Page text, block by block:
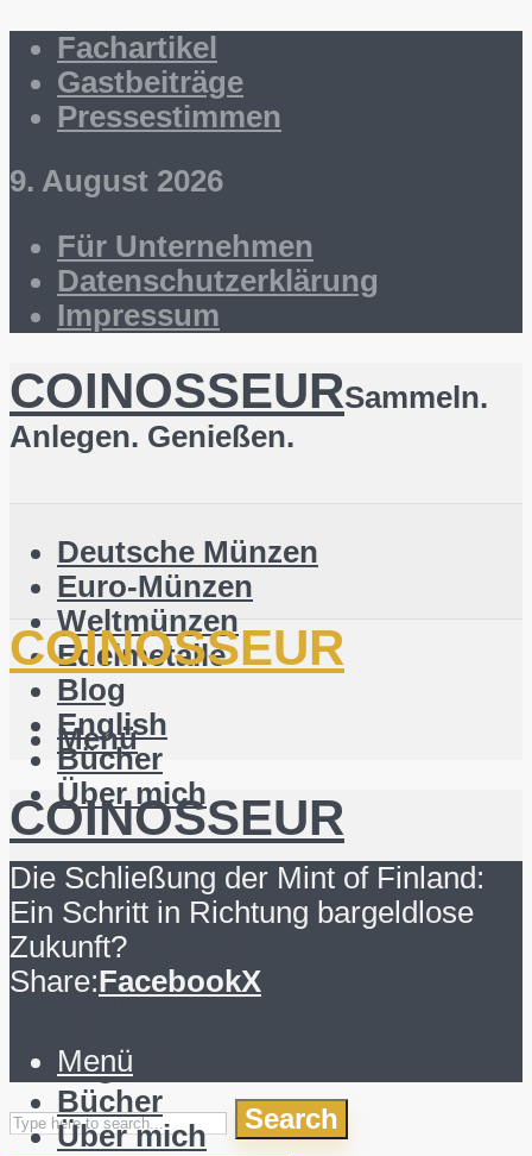
Fachartikel
Gastbeiträge
Pressestimmen
9. August 2026
Für Unternehmen
Datenschutzerklärung
Impressum
COINOSSEURSammeln.
Anlegen. Genießen.
Deutsche Münzen
Euro-Münzen
Weltmünzen
Edelmetalle
Blog
English
Bücher
Über mich
Suchen
Suchen
Search
COINOSSEUR
Menü
COINOSSEUR
Deutsche Münzen
Euro-Münzen
Weltmünzen
Edelmetalle
English
Bücher
Über mich
Die Schließung der Mint of Finland:
Ein Schritt in Richtung bargeldlose
Zukunft?
Share:FacebookX
Menü